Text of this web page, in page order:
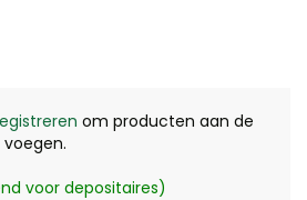
om producten aan de
voor depositaires)